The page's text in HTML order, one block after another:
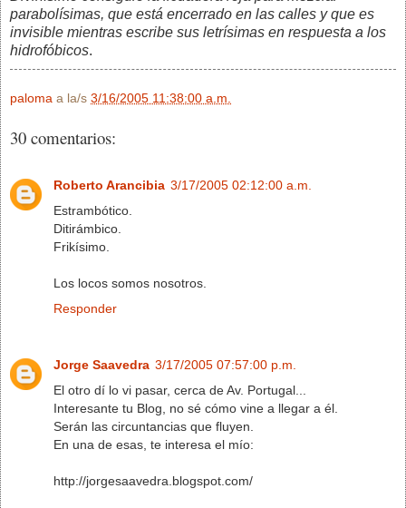
parabolísimas, que está encerrado en las calles y que es
invisible mientras escribe sus letrísimas en respuesta a los
hidrofóbicos.
paloma a la/s 3/16/2005 11:38:00 a.m.
30 comentarios:
Roberto Arancibia 3/17/2005 02:12:00 a.m.
Estrambótico.
Ditirámbico.
Frikísimo.
Los locos somos nosotros.
Responder
Jorge Saavedra 3/17/2005 07:57:00 p.m.
El otro dí lo vi pasar, cerca de Av. Portugal...
Interesante tu Blog, no sé cómo vine a llegar a él.
Serán las circuntancias que fluyen.
En una de esas, te interesa el mío:
http://jorgesaavedra.blogspot.com/